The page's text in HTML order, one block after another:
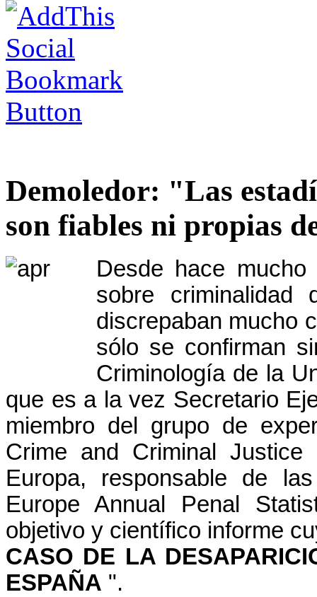
Demoledor: "Las
son fiables ni propias
Desde hace
sobre
discrepaban mucho
sólo se confirman
Criminología de la
que es a la vez Secretario
miembro del grupo de
Crime and Criminal
Europa, responsable de
Europe Annual Penal
objetivo y científico informe
CASO DE LA
ESPAÑA ".